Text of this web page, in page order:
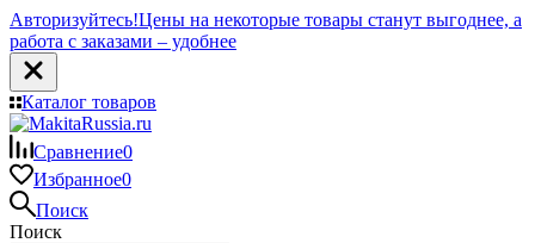
Авторизуйтесь!Цены на некоторые товары станут выгоднее, а
работа с заказами – удобнее
Каталог товаров
Сравнение0
Избранное0
Поиск
Поиск